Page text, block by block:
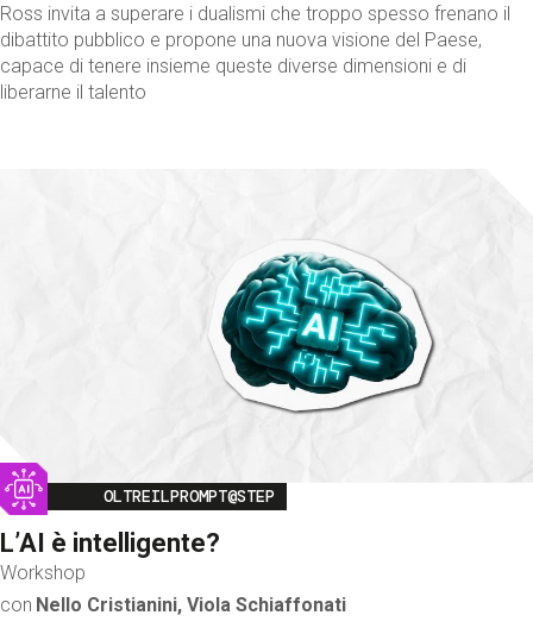
Ross invita a superare i dualismi che troppo spesso frenano il
dibattito pubblico e propone una nuova visione del Paese,
capace di tenere insieme queste diverse dimensioni e di
liberarne il talento
Image
OLTREILPROMPT@STEP
L’AI è intelligente?
Workshop
con Nello Cristianini, Viola Schiaffonati